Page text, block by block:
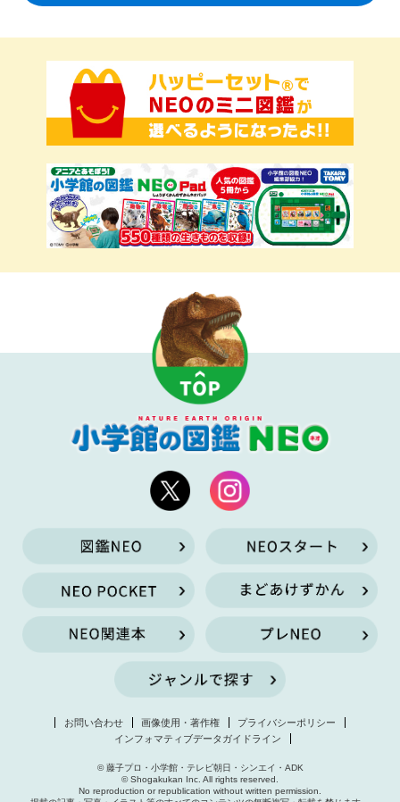
お問い合わせ 画像使用・著作権
プライバシーポリシー
インフォマティブデータガイドライン
© 藤子プロ・小学館・テレビ朝日・シンエイ・ADK
© Shogakukan Inc. All rights reserved.
No reproduction or republication without written permission.